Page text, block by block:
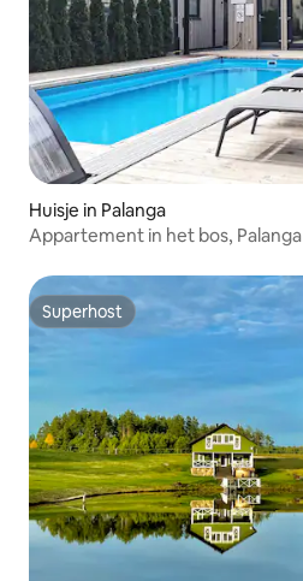
Huisje in Palanga
Appartement in het bos, Palanga
Superhost
Superhost